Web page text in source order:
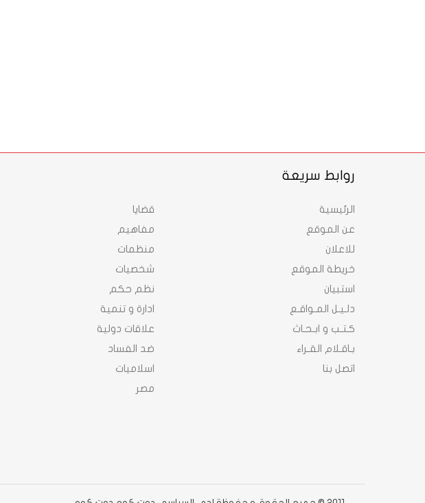
روابط سريعة
الرئيسية
عن الموقع
للاعلان
خريطة الموقع
استبيان
دلـيـل المـواقـع
كـتـب و ابـحـاث
بـاقـلام القـراء
اتصل بنا
قضايا
مفاهيم
منظمات
شخصيات
نظم حكم
ادارة و تنمية
علاقات دولية
ضد الفساد
اسلاميات
مصر